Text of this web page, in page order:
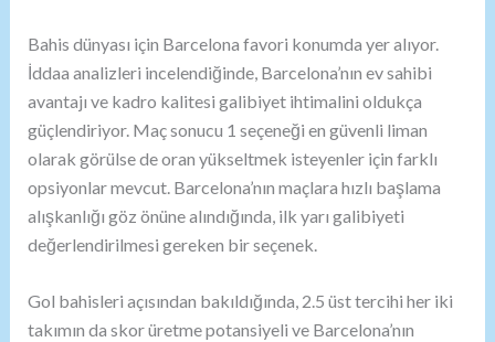
Bahis dünyası için Barcelona favori konumda yer alıyor.
İddaa analizleri incelendiğinde, Barcelona’nın ev sahibi
avantajı ve kadro kalitesi galibiyet ihtimalini oldukça
güçlendiriyor. Maç sonucu 1 seçeneği en güvenli liman
olarak görülse de oran yükseltmek isteyenler için farklı
opsiyonlar mevcut. Barcelona’nın maçlara hızlı başlama
alışkanlığı göz önüne alındığında, ilk yarı galibiyeti
değerlendirilmesi gereken bir seçenek.
Gol bahisleri açısından bakıldığında, 2.5 üst tercihi her iki
takımın da skor üretme potansiyeli ve Barcelona’nın